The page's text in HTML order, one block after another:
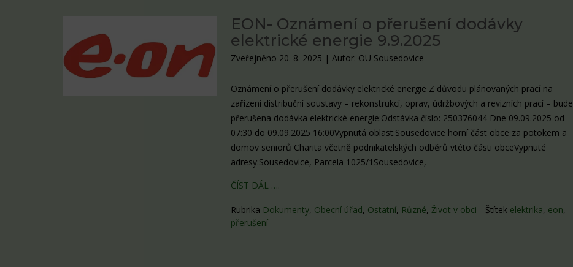
EON- Oznámení o přerušení dodávky
elektrické energie 9.9.2025
Zveřejněno 20. 8. 2025 | Autor: OU Sousedovice
Oznámení o přerušení dodávky elektrické energie Z důvodu plánovaných prací na
zařízení distribuční soustavy – rekonstrukcí, oprav, údržbových a revizních prací – bude
přerušena dodávka elektrické energie:Odstávka číslo: 250376044 Dne 09.09.2025 od
07:30 do 09.09.2025 16:00Vypnutá oblast:Sousedovice horní část obce za potokem a
domov seniorů Charita včetně podnikatelských odběrů vtéto části obceVypnuté
adresy:Sousedovice, Parcela 1025/1Sousedovice,
ČÍST DÁL ….
Rubrika Dokumenty, Obecní úřad, Ostatní, Různé, Život v obci Štítek elektrika, eon,
přerušení